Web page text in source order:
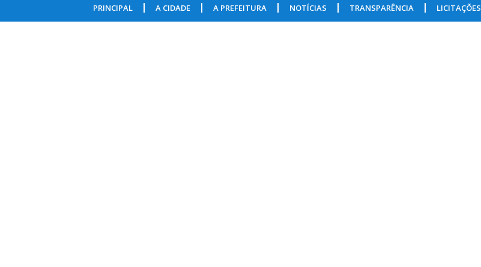
PRINCIPAL A CIDADE A PREFEITURA NOTÍCIAS TRANSPARÊNCIA LICITAÇÕES